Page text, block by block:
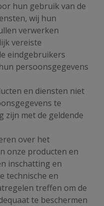
hun gebruik van de
wij hun
verwerken
vereiste
eindgebruikers
persoonsgegevens
en diensten niet
te
zijn met de geldende
over het
onze producten en
inschatting en
technische en
treffen om de
te beschermen